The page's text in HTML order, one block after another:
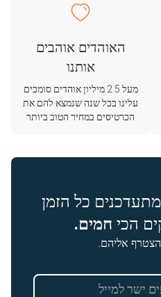
האוהדים אוהבים
אותנו
מעל 2.5 מיליון אוהדים סומכים
עלינו בכל שנה שנמצא להם את
הכרטיסים במחיר הטוב ביותר
כל הזמן
הכי חמים.
אליהם.